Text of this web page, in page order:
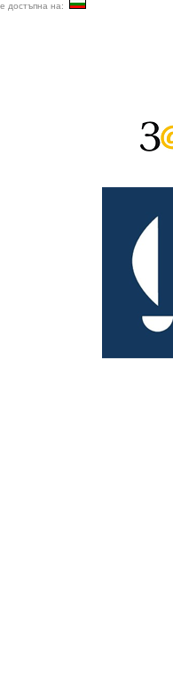
достъпна на: